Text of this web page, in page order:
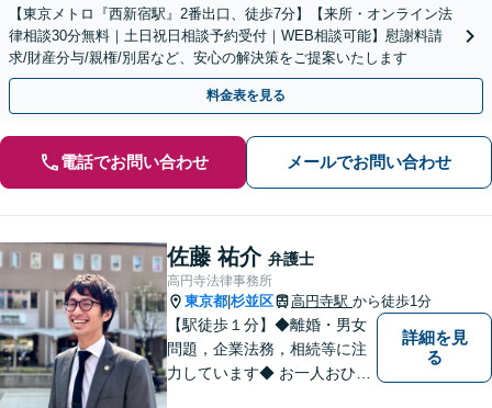
【東京メトロ『西新宿駅』2番出口、徒歩7分】【来所・オンライン法
律相談30分無料｜土日祝日相談予約受付｜WEB相談可能】慰謝料請
求/財産分与/親権/別居など、安心の解決策をご提案いたします
料金表を見る
電話でお問い合わせ メールでお問い合わせ
佐藤 祐介 弁護士
高円寺法律事務所
東京都 杉並区 高円寺駅 から徒歩1分
【駅徒歩１分】◆離婚・男女
問題，企業法務，相続等に注
力しています◆ お一人おひと
詳細を見
る